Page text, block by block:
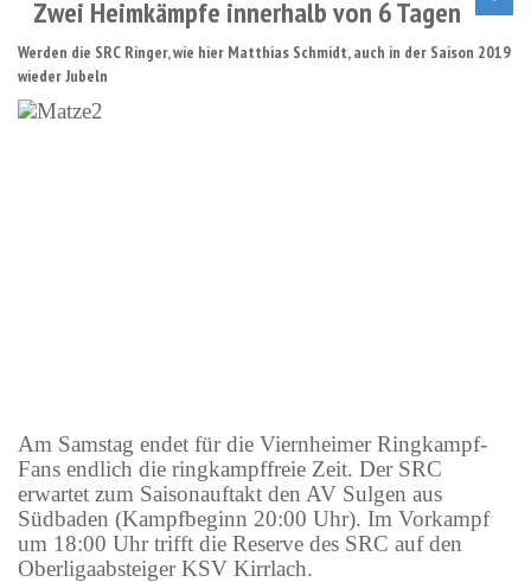
Zwei Heimkämpfe innerhalb von 6 Tagen
Werden die SRC Ringer, wie hier Matthias Schmidt, auch in der Saison 2019
wieder Jubeln
Am Samstag endet für die Viernheimer Ringkampf-
Fans endlich die ringkampffreie Zeit. Der SRC
erwartet zum Saisonauftakt den AV Sulgen aus
Südbaden (Kampfbeginn 20:00 Uhr). Im Vorkampf
um 18:00 Uhr trifft die Reserve des SRC auf den
Oberligaabsteiger KSV Kirrlach.